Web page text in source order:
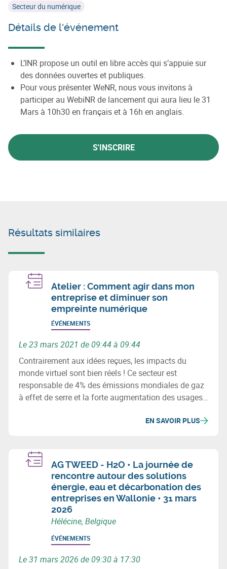
Secteur du numérique
Détails de l'événement
L’INR propose un outil en libre accès qui s’appuie sur
des données ouvertes et publiques.
Pour vous présenter WeNR, nous vous invitons à
participer au WebiNR de lancement qui aura lieu le 31
Mars à 10h30 en français et à 16h en anglais.
S'INSCRIRE
Résultats similaires
Atelier : Comment agir dans mon
entreprise et diminuer son
empreinte numérique
ÉVÉNEMENTS
Le 23 mars 2021 de 09:44 à 09:44
Contrairement aux idées reçues, les impacts du
monde virtuel sont bien réels ! Ce secteur est
responsable de 4% des émissions mondiales de gaz
à effet de serre et la forte augmentation des usages
carbone d’ici 2025. L’atelier va un pas plus loin.
EN SAVOIR PLUS
AG TWEED - H2O • La journée de
rencontre autour des solutions
énergie, eau et décarbonation des
entreprises en Wallonie • 31 mars
2026
Hélécine, Belgique
ÉVÉNEMENTS
Le 31 mars 2026 de 09:30 à 17:30